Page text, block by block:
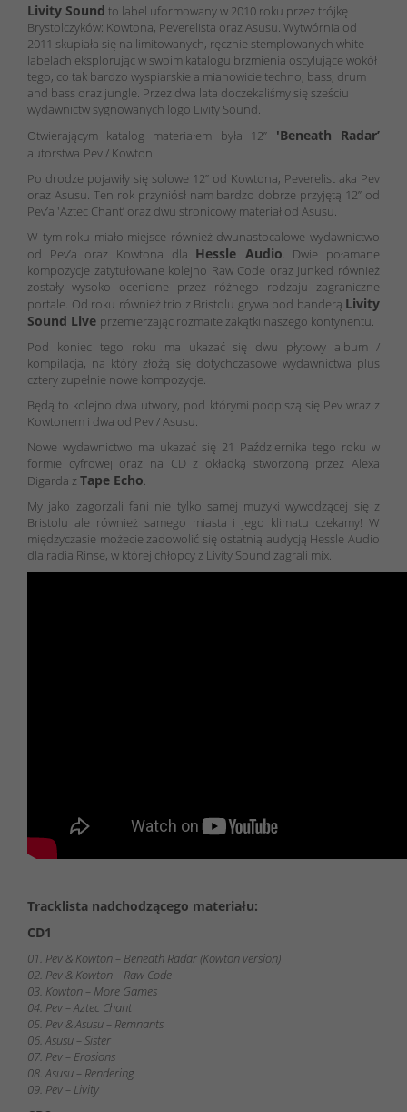
Livity Sound to label uformowany w 2010 roku przez trójkę
Brystolczyków: Kowtona, Peverelista oraz Asusu. Wytwórnia od
2011 skupiała się na limitowanych, ręcznie stemplowanych white
labelach eksplorując w swoim katalogu brzmienia oscylujące wokół
tego, co tak bardzo wyspiarskie a mianowicie techno, bass, drum
and bass oraz jungle. Przez dwa lata doczekaliśmy się sześciu
wydawnictw sygnowanych logo Livity Sound.
Otwierającym katalog materiałem była 12”'Beneath Radar’
autorstwa Pev / Kowton.
Po drodze pojawiły się solowe 12” od Kowtona, Peverelist aka Pev
oraz Asusu. Ten rok przyniósł nam bardzo dobrze przyjętą 12” od
Pev’a 'Aztec Chant’ oraz dwu stronicowy materiał od Asusu.
W tym roku miało miejsce również dwunastocalowe wydawnictwo
od Pev’a oraz Kowtona dla Hessle Audio. Dwie połamane
kompozycje zatytułowane kolejno Raw Code oraz Junked również
zostały wysoko ocenione przez różnego rodzaju zagraniczne
portale. Od roku również trio z Bristolu grywa pod banderą Livity
Sound Live przemierzając rozmaite zakątki naszego kontynentu.
Pod koniec tego roku ma ukazać się dwu płytowy album /
kompilacja, na który złożą się dotychczasowe wydawnictwa plus
cztery zupełnie nowe kompozycje.
Będą to kolejno dwa utwory, pod którymi podpiszą się Pev wraz z
Kowtonem i dwa od Pev / Asusu.
Nowe wydawnictwo ma ukazać się 21 Października tego roku w
formie cyfrowej oraz na CD z okładką stworzoną przez Alexa
Digarda z Tape Echo.
My jako zagorzali fani nie tylko samej muzyki wywodzącej się z
Bristolu ale również samego miasta i jego klimatu czekamy! W
międzyczasie możecie zadowolić się ostatnią audycją Hessle Audio
dla radia Rinse, w której chłopcy z Livity Sound zagrali mix.
Tracklista nadchodzącego materiału:
CD1
01. Pev & Kowton – Beneath Radar (Kowton version)
02. Pev & Kowton – Raw Code
03. Kowton – More Games
04. Pev – Aztec Chant
05. Pev & Asusu – Remnants
06. Asusu – Sister
07. Pev – Erosions
08. Asusu – Rendering
09. Pev – Livity